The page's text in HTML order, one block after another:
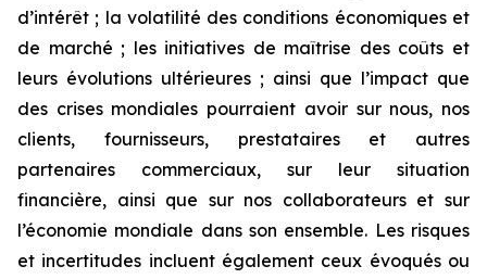
d’intérêt ; la volatilité des conditions économiques et
de marché ; les initiatives de maîtrise des coûts et
leurs évolutions ultérieures ; ainsi que l’impact que
des crises mondiales pourraient avoir sur nous, nos
clients, fournisseurs, prestataires et autres
partenaires commerciaux, sur leur situation
financière, ainsi que sur nos collaborateurs et sur
l’économie mondiale dans son ensemble. Les risques
et incertitudes incluent également ceux évoqués ou